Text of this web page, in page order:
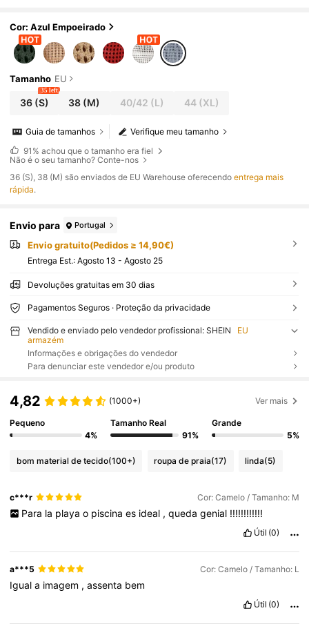
Cor: Azul Empoeirado
Tamanho EU
36(S)
35 left
38 (M) 40/42 (L) 44(XL)
Verifique meu tamanho
Guia de tamanhos
91% achou que o tamanho era fiel
Não é o seu tamanho? Conte-nos
​36 (S), 38 (M) são enviados de EU Warehouse oferecendoentrega mais
rápida.
Envio para Portugal
Envio gratuito(Pedidos ≥ 14,90€)
Entrega Est.: Agosto 13 - Agosto 25
Devoluções gratuitas em 30 dias
Pagamentos Seguros · Proteção da privacidade
Vendido e enviado pelo vendedor profissional: SHEIN
EU
armazém
Informações e obrigações do vendedor
Para denunciar este vendedor e/ou produto
4,82 (1000+) Ver mais
Pequeno
4%
Tamanho Real
91%
Grande
5%
bom material de tecido(100+) roupa de praia(17) linda(5)
c***r Cor: Camelo / Tamanho: M
Para la playa o piscina es ideal , queda genial !!!!!!!!!!!!
Útil (0)
a***5 Cor: Camelo / Tamanho: L
Iguala imagem ,assenta bem
Útil (0)